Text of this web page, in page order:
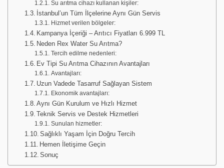
Su arıtma cihazı kullanan kişiler:
İstanbul’un Tüm İlçelerine Aynı Gün Servis
Hizmet verilen bölgeler:
Kampanya İçeriği – Arıtıcı Fiyatları 6.999 TL
Neden Rex Water Su Arıtma?
Tercih edilme nedenleri:
Ev Tipi Su Arıtma Cihazının Avantajları
Avantajları:
Uzun Vadede Tasarruf Sağlayan Sistem
Ekonomik avantajları:
Aynı Gün Kurulum ve Hızlı Hizmet
Teknik Servis ve Destek Hizmetleri
Sunulan hizmetler:
Sağlıklı Yaşam İçin Doğru Tercih
Hemen İletişime Geçin
Sonuç